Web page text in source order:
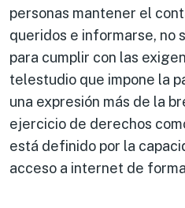
personas mantener el
queridos e informarse, no
para cumplir con las
telestudio que impone la
una expresión más de la
ejercicio de derechos
está definido por la
acceso a internet de